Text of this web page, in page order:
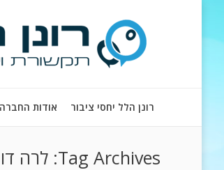
רונן הלל יחסי ציבור אודות החברה
Tag Archives: לרה